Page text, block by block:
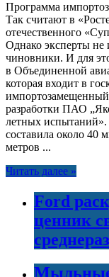
Программа
Так считают в
отечественного
Однако эксперты не
чиновники. И для
в Объединенной
которая входит в
разработки ПАО
летных испытаний».
составила около 40
метров ...
Читать далее »
Ford
ценник
Мыльные